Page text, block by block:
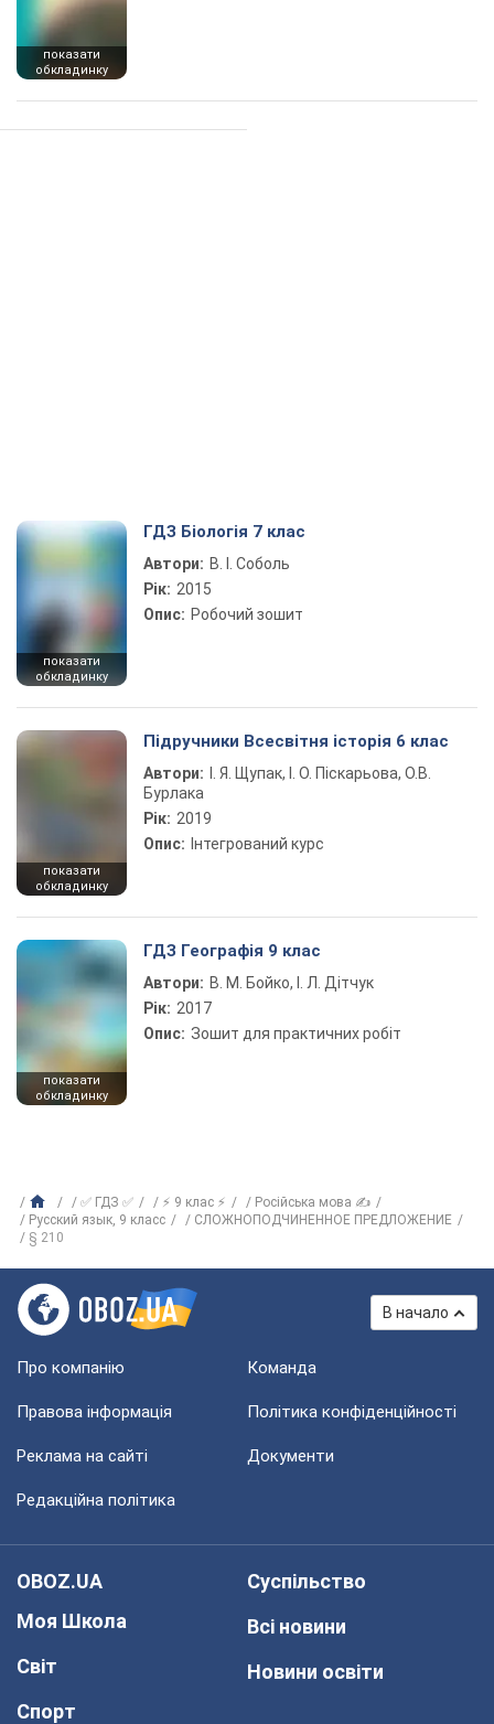
показати
обкладинку
показати
обкладинку
ГДЗ Біологія 7 клас
Автори: В. І. Соболь
Рік: 2015
Опис: Робочий зошит
показати
обкладинку
Підручники Всесвітня історія 6 клас
Автори:
І. Я. Щупак, І. О. Піскарьова, О.В.
Бурлака
Рік: 2019
Опис: Інтегрований курс
показати
обкладинку
ГДЗ Географія 9 клас
Автори: В. М. Бойко, І. Л. Дітчук
Рік: 2017
Опис: Зошит для практичних робіт
✅ ГДЗ ✅ ⚡ 9 клас ⚡
Російська мова ✍
Русский язык, 9 класс
СЛОЖНОПОДЧИНЕННОЕ ПРЕДЛОЖЕНИЕ
§ 210
В начало
Про компанію Команда
Правова інформація Політика конфіденційності
Реклама на сайті Документи
Редакційна політика
OBOZ.UA
Моя Школа
Світ
Спорт
Суспільство
Всі новини
Новини освіти